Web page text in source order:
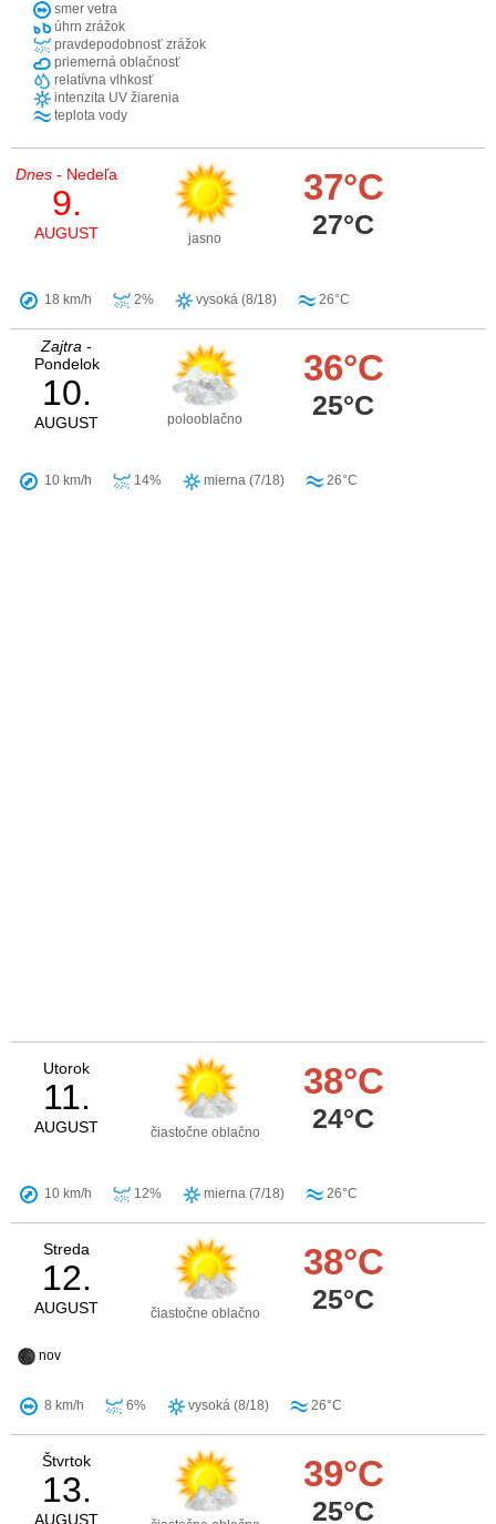
smer vetra
úhrn zrážok
pravdepodobnosť zrážok
priemerná oblačnosť
relatívna vlhkosť
intenzita UV žiarenia
teplota vody
Dnes - Nedeľa
9.
AUGUST jasno
37°C
27°C
18 km/h 2% vysoká (8/18) 26°C
Zajtra -
Pondelok
10.
AUGUST polooblačno
36°C
25°C
10 km/h 14% mierna (7/18) 26°C
Utorok
11.
AUGUST čiastočne oblačno
38°C
24°C
10 km/h 12% mierna (7/18) 26°C
Streda
12.
AUGUST čiastočne oblačno
38°C
25°C
nov
8 km/h 6% vysoká (8/18) 26°C
Štvrtok
13.
AUGUST
39°C
25°C